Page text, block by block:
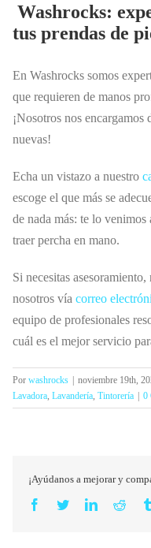
Washrocks:
tus prendas de
En Washrocks somos
que requieren de manos
¡Nosotros nos
nuevas!
Echa un vistazo a nuestro
escoge el que más se
de nada más: te lo
traer percha en mano.
Si necesitas
nosotros vía correo
equipo de profesionales
cuál es el mejor servicio
Por washrocks noviembre 19th,
Lavadora, Lavandería, Tintorería 0
¡Ayúdanos a mejorar y
Facebook
TwitterLinkedinReddit